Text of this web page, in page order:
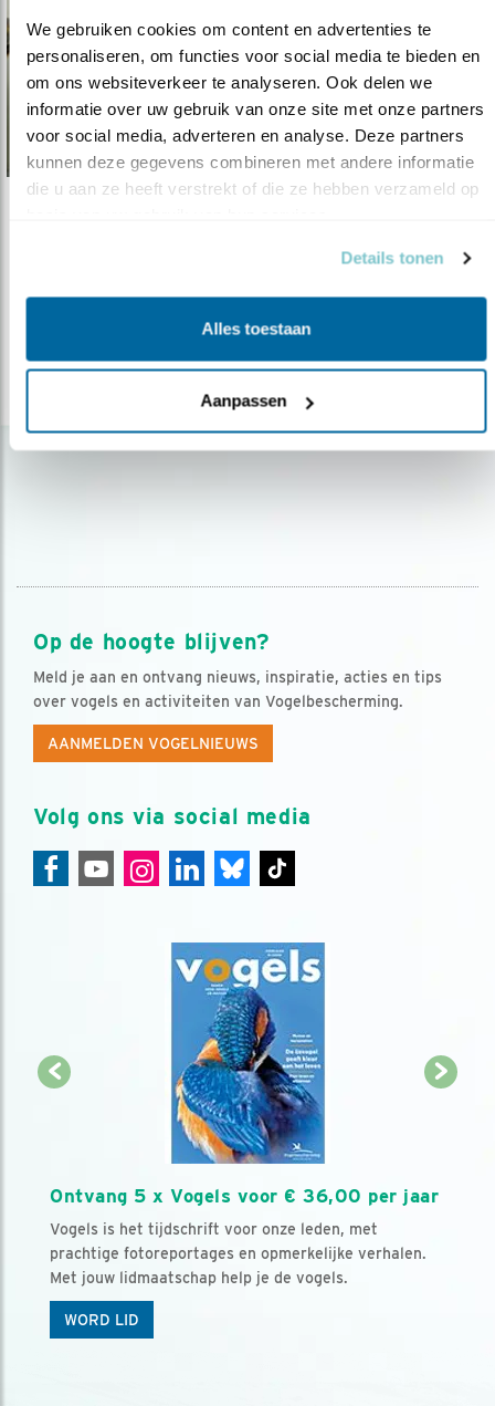
We gebruiken cookies om content en advertenties te
personaliseren, om functies voor social media te bieden en
om ons websiteverkeer te analyseren. Ook delen we
informatie over uw gebruik van onze site met onze partners
voor social media, adverteren en analyse. Deze partners
kunnen deze gegevens combineren met andere informatie
die u aan ze heeft verstrekt of die ze hebben verzameld op
Details tonen
Alles toestaan
Aanpassen
Drie Gelderse projecten laten zien dat h..
21.04.21Prijsvraagwinnaars bekend tijdens symposium
‘Basiskwaliteit Natuur, voorwaa..
Op de hoogte blijven?
Meld je aan en ontvang nieuws, inspiratie, acties en tips
over vogels en activiteiten van Vogelbescherming.
AANMELDEN VOGELNIEUWS
Volg ons via social media
Ontvang 5 x Vogels voor € 36,00 per jaar
Vogels is het tijdschrift voor onze leden, met
prachtige fotoreportages en opmerkelijke verhalen.
Met jouw lidmaatschap help je de vogels.
WORD LID